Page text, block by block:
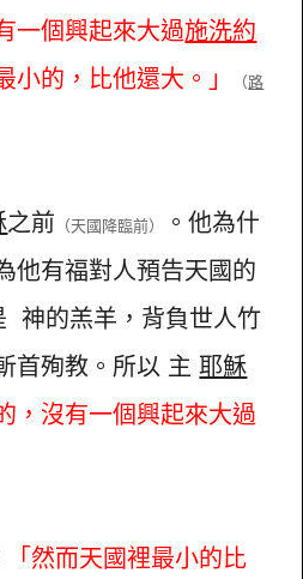
一個興起來大過施洗約
的，比他還大。」 （路
之前 （天國降臨前）
。他為什
他有福對人預告天國的
神的羔羊，背負世人竹
首殉教。所以 主耶穌
，沒有一個興起來大過
「然而天國裡最小的比